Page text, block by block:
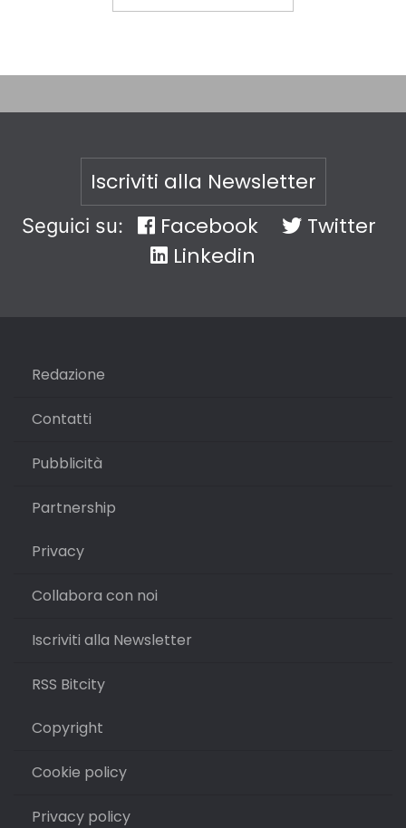
Iscriviti alla Newsletter
Seguici su: Facebook
Twitter
Linkedin
Redazione
Contatti
Pubblicità
Partnership
Privacy
Collabora con noi
Iscriviti alla Newsletter
RSS Bitcity
Copyright
Cookie policy
Privacy policy